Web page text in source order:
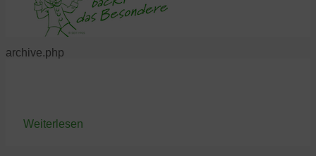
archive.php
Weiterlesen